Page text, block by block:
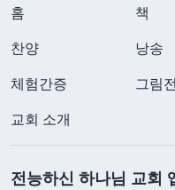
로하다ㆍ제8조 그는 사
서 상사에게 인정받고
고 추구합니다. 그런
었음에도 이방인처럼
는 관점이 조금도 변
홈 책
찬양 낭송
체험간증 그림전
교회 소개
전능하신 하나님 교회